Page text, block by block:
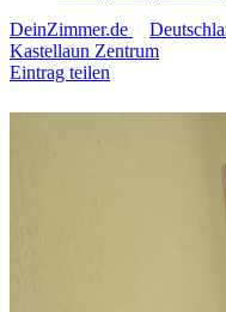
DeinZimmer.de
Kastellaun Zentrum
Eintrag teilen